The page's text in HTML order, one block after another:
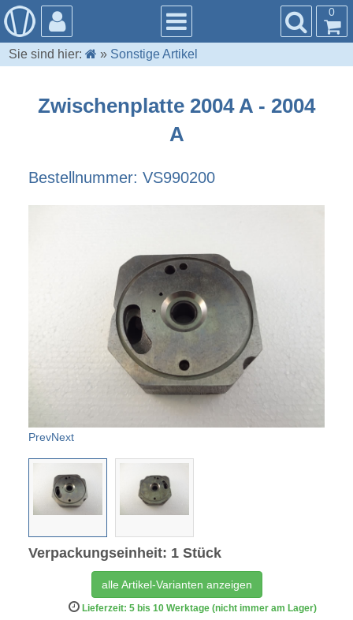
0
Sie sind hier: » Sonstige Artikel
Zwischenplatte 2004 A - 2004
A
Bestellnummer: VS990200
PrevNext
Verpackungseinheit: 1 Stück
alle Artikel-Varianten anzeigen
Lieferzeit: 5 bis 10 Werktage (nicht immer am Lager)